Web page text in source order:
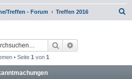
Treffen - Forum Treffen 2016
Suche
• Seite 1 von 1